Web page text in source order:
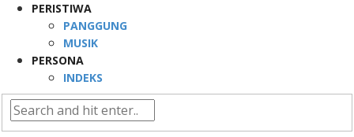
PERISTIWA
PANGGUNG
MUSIK
PERSONA
INDEKS